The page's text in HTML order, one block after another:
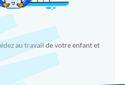
au travail de votre enfant et